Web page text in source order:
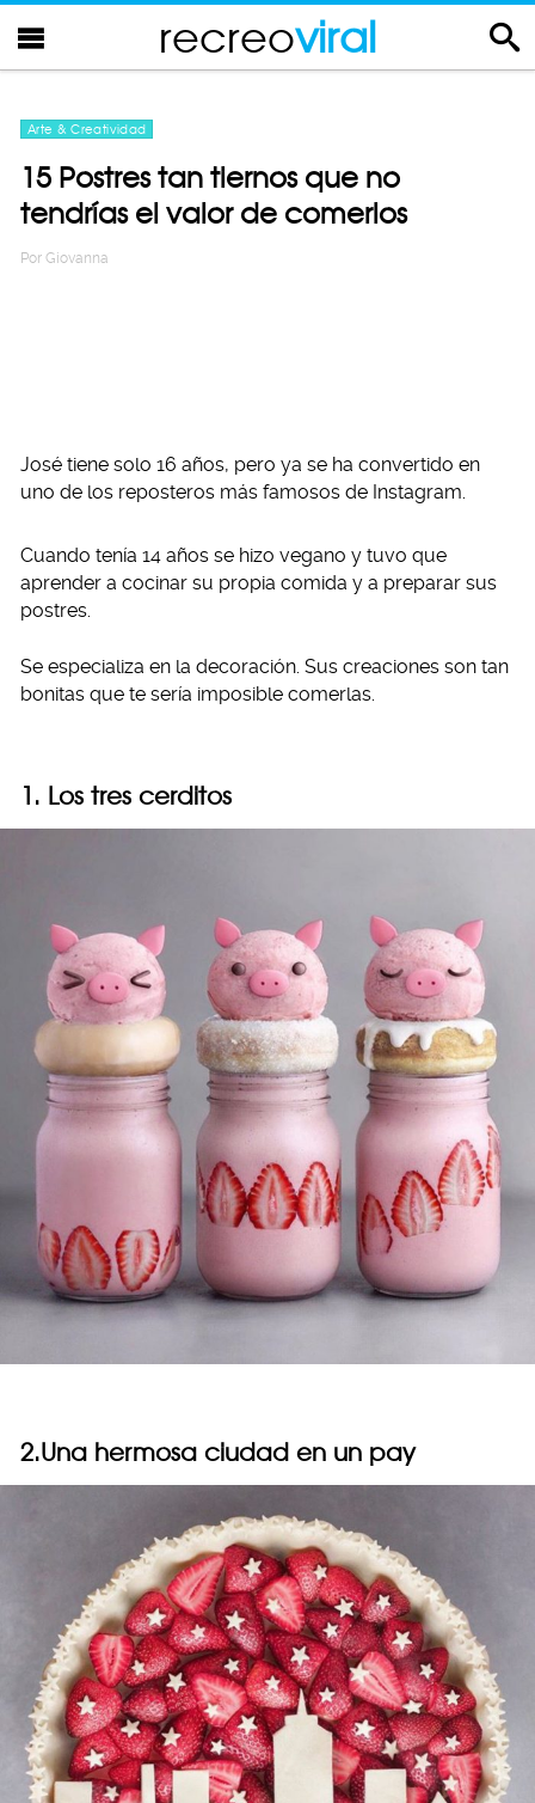
recreoviral
Arte & Creatividad
15 Postres tan tiernos que no
tendrías el valor de comerlos
Por Giovanna
José tiene solo 16 años, pero ya se ha convertido en
uno de los reposteros más famosos de Instagram.
Cuando tenía 14 años se hizo vegano y tuvo que
aprender a cocinar su propia comida y a preparar sus
postres.
Se especializa en la decoración. Sus creaciones son tan
bonitas que te sería imposible comerlas.
1. Los tres cerditos
2.Una hermosa ciudad en un pay